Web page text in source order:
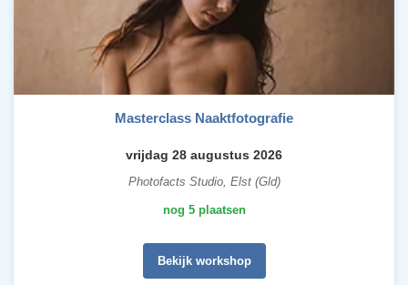
Masterclass Naaktfotografie
vrijdag 28 augustus 2026
Photofacts Studio, Elst (Gld)
nog 5 plaatsen
Bekijk workshop